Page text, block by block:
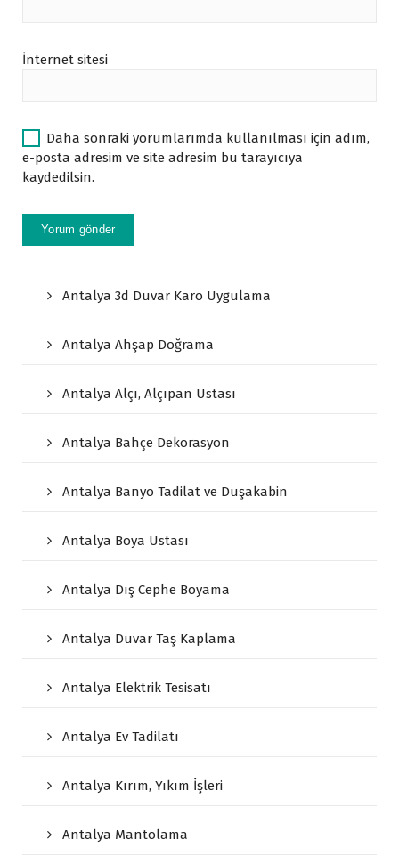
İnternet sitesi
Daha sonraki yorumlarımda kullanılması için adım,
e-posta adresim ve site adresim bu tarayıcıya
kaydedilsin.
Antalya 3d Duvar Karo Uygulama
Antalya Ahşap Doğrama
Antalya Alçı, Alçıpan Ustası
Antalya Bahçe Dekorasyon
Antalya Banyo Tadilat ve Duşakabin
Antalya Boya Ustası
Antalya Dış Cephe Boyama
Antalya Duvar Taş Kaplama
Antalya Elektrik Tesisatı
Antalya Ev Tadilatı
Antalya Kırım, Yıkım İşleri
Antalya Mantolama